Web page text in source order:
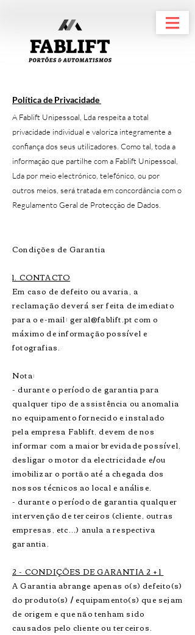
Política de Privacidade
A Fablift Unipessoal, Lda respeita a total
privacidade individual e valoriza integramente a
confiança dos seus utilizadores. Como tal, toda a
informação que partilhe com a Fablift Unipessoal,
Lda por meio electrónico, telefónico, ou por
outros meios, será tratada em concordância com o
Regulamento Geral de Protecção de Dados.
Condições de Garantia
1. CONTACTO
Em caso de defeito ou avaria, a
reclamação deverá ser feita de imediato
para o e-mail: geral@fablift.ptcom o
máximo de informação possível e
fotografias.
Nota:
- durante o período de garantia para
qualquer tipo de assistência ou anomalia
no equipamento fornecido e instalado
pela empresa Fablift, devem de nos
informar com a maior brevidade possível,
desligar o motor da electricidade e/ou
imobilizar o portão até a chegada dos
nossos técnicos ao local e análise.
- durante o período de garantia qualquer
intervenção de terceiros (cliente, outras
empresas, etc...) anula a respectiva
garantia.
2 - CONDIÇÕES DE GARANTIA 2 + 1
A Garantia abrange apenas o(s) defeito(s)
do produto(s) / equipamento(s) que sejam
de origem e que não tenham sido
causados pelo cliente ou terceiros.